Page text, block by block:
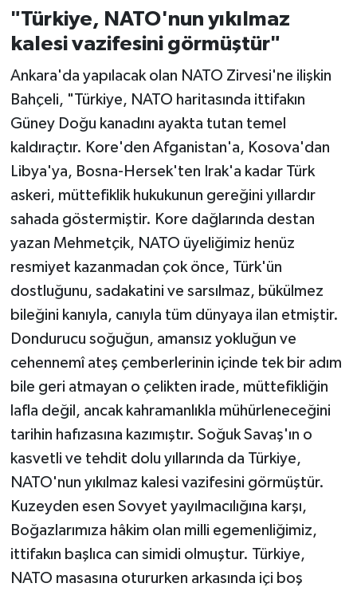
"Türkiye, NATO'nun yıkılmaz
kalesi vazifesini görmüştür"
Ankara'da yapılacak olan NATO Zirvesi'ne ilişkin
Bahçeli, "Türkiye, NATO haritasında ittifakın
Güney Doğu kanadını ayakta tutan temel
kaldıraçtır. Kore'den Afganistan'a, Kosova'dan
Libya'ya, Bosna-Hersek'ten Irak'a kadar Türk
askeri, müttefiklik hukukunun gereğini yıllardır
sahada göstermiştir. Kore dağlarında destan
yazan Mehmetçik, NATO üyeliğimiz henüz
resmiyet kazanmadan çok önce, Türk'ün
dostluğunu, sadakatini ve sarsılmaz, bükülmez
bileğini kanıyla, canıyla tüm dünyaya ilan etmiştir.
Dondurucu soğuğun, amansız yokluğun ve
cehennemî ateş çemberlerinin içinde tek bir adım
bile geri atmayan o çelikten irade, müttefikliğin
lafla değil, ancak kahramanlıkla mühürleneceğini
tarihin hafızasına kazımıştır. Soğuk Savaş'ın o
kasvetli ve tehdit dolu yıllarında da Türkiye,
NATO'nun yıkılmaz kalesi vazifesini görmüştür.
Kuzeyden esen Sovyet yayılmacılığına karşı,
Boğazlarımıza hâkim olan milli egemenliğimiz,
ittifakın başlıca can simidi olmuştur. Türkiye,
NATO masasına otururken arkasında içi boş